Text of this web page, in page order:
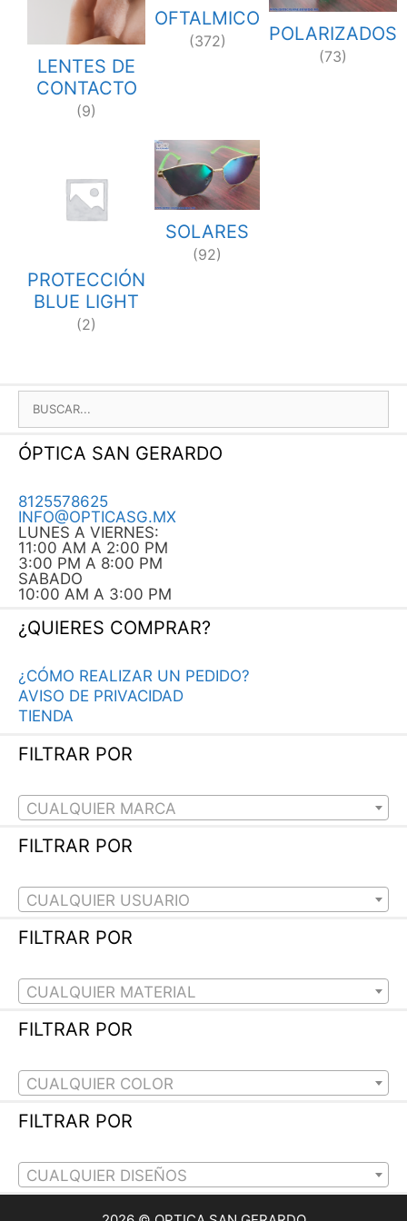
LENTES DE
CONTACTO
(9)
OFTALMICO
(372) POLARIZADOS
(73)
PROTECCIÓN
BLUE LIGHT
(2)
SOLARES
(92)
BUSCAR:
ÓPTICA SAN GERARDO
8125578625
INFO@OPTICASG.MX
LUNES A VIERNES:
11:00 AM A 2:00 PM
3:00 PM A 8:00 PM
SABADO
10:00 AM A 3:00 PM
¿QUIERES COMPRAR?
¿CÓMO REALIZAR UN PEDIDO?
AVISO DE PRIVACIDAD
TIENDA
FILTRAR POR
CUALQUIER MARCA
FILTRAR POR
CUALQUIER USUARIO
FILTRAR POR
CUALQUIER MATERIAL
FILTRAR POR
CUALQUIER COLOR
FILTRAR POR
CUALQUIER DISEÑOS